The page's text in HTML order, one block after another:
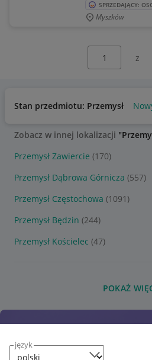
język
SPRZEDAJĄCY:
Myszków
z
Stan przedmiotu: Przemysł
Zobacz w innej lokalizacji
Przemysł Zawiercie (170)
Przemysł Dąbrowa Górnicza (557)
Przemysł Częstochowa (1091)
Przemysł Będzin (244)
Przemysł Kościelec (47)
POKAŻ